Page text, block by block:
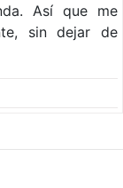
Así que me
sin dejar de